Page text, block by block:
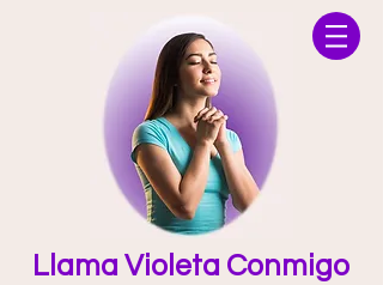
Llama Violeta Conmigo